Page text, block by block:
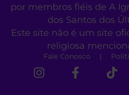
por membros fiéis de A
dos Santos dos
Este site não é um site
religiosa
Fale Conosco